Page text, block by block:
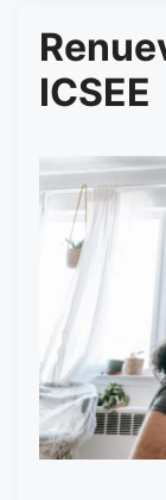
ICSEE